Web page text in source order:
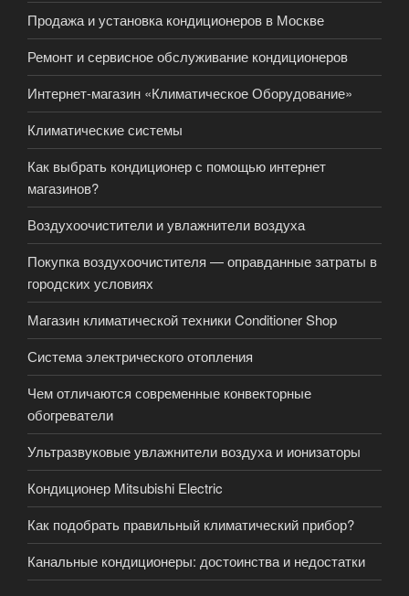
Продажа и установка кондиционеров в Москве
Ремонт и сервисное обслуживание кондиционеров
Интернет-магазин «Климатическое Оборудование»
Климатические системы
Как выбрать кондиционер с помощью интернет
магазинов?
Воздухоочистители и увлажнители воздуха
Покупка воздухоочистителя — оправданные затраты в
городских условиях
Магазин климатической техники Conditioner Shop
Система электрического отопления
Чем отличаются современные конвекторные
обогреватели
Ультразвуковые увлажнители воздуха и ионизаторы
Кондиционер Mitsubishi Electric
Как подобрать правильный климатический прибор?
Канальные кондиционеры: достоинства и недостатки